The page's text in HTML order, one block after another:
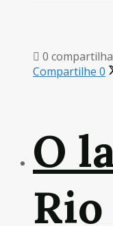
0
Compartilhe 0
O